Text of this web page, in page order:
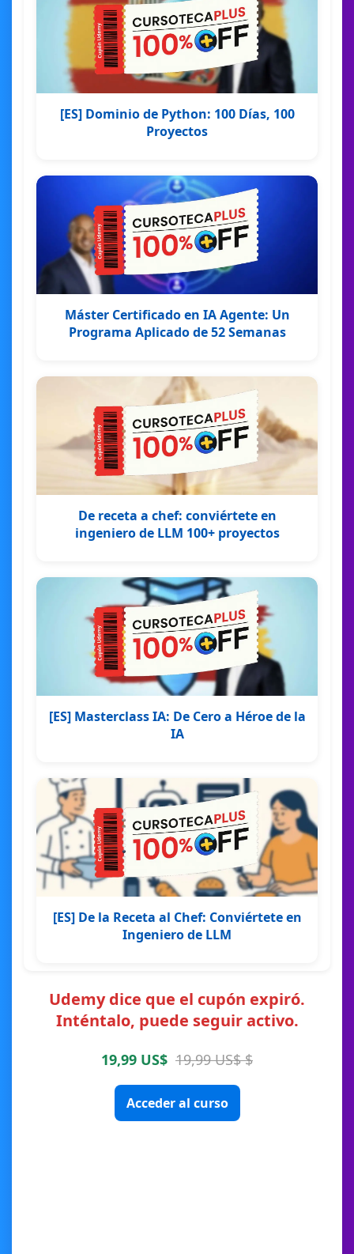
[ES] Dominio de Python: 100 Días, 100
Proyectos
Máster Certificado en IA Agente: Un
Programa Aplicado de 52 Semanas
De receta a chef: conviértete en
ingeniero de LLM 100+ proyectos
[ES] Masterclass IA: De Cero a Héroe de la
IA
[ES] De la Receta al Chef: Conviértete en
Ingeniero de LLM
Udemy dice que el cupón expiró.
Inténtalo, puede seguir activo.
19,99 US$ 19,99 US$ $
Acceder al curso